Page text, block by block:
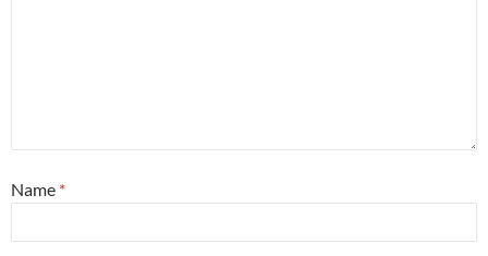
Name *